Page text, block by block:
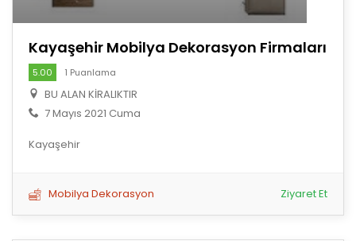
Kayaşehir Mobilya Dekorasyon Firmaları
5.00 1 Puanlama
BU ALAN KİRALIKTIR
7 Mayıs 2021 Cuma
Kayaşehir
Mobilya Dekorasyon Ziyaret Et